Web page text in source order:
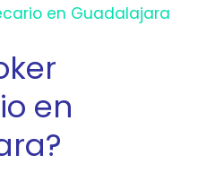
en Guadalajara
en